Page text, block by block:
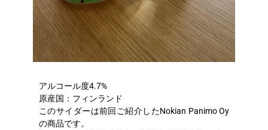
アルコール度4.7%
原産国：フィンランド
このサイダーは前回ご紹介したNokian Panimo Oy
の商品です。